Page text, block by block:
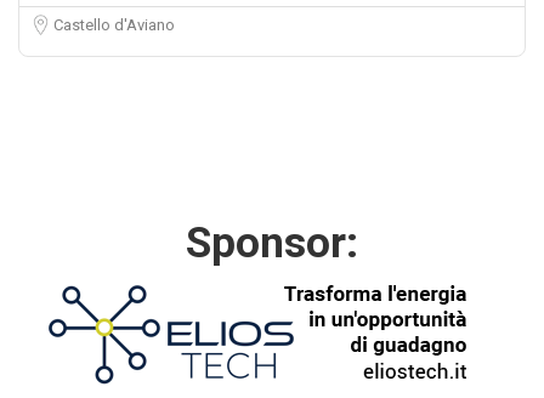
Castello d'Aviano
Sponsor: